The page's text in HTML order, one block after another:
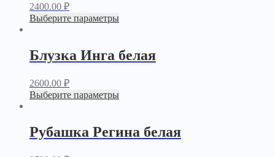
2400.00 ₽
Выберите параметры
Блузка Инга белая
2600.00 ₽
Выберите параметры
Рубашка Регина белая